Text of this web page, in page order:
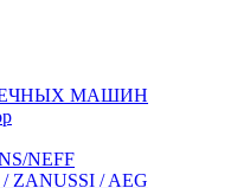
МАШИН
NEFF
ZANUSSI / AEG